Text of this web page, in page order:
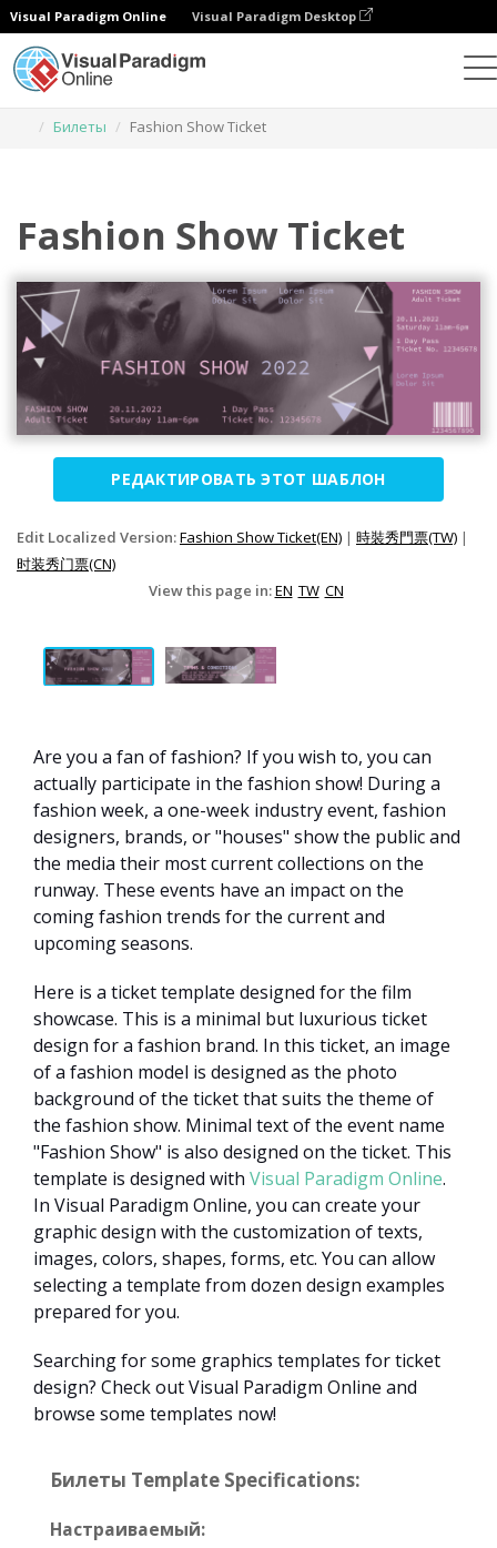
Visual Paradigm Online Visual Paradigm Desktop
Билеты
Fashion Show Ticket
Fashion Show Ticket
РЕДАКТИРОВАТЬ ЭТОТ ШАБЛОН
Edit Localized Version:Fashion Show Ticket(EN) | 時裝秀門票(TW) |
时装秀门票(CN)
View this page in:EN TW CN
Are you a fan of fashion? If you wish to, you can
actually participate in the fashion show! During a
fashion week, a one-week industry event, fashion
designers, brands, or "houses" show the public and
the media their most current collections on the
runway. These events have an impact on the
coming fashion trends for the current and
upcoming seasons.
Here is a ticket template designed for the film
showcase. This is a minimal but luxurious ticket
design for a fashion brand. In this ticket, an image
of a fashion model is designed as the photo
background of the ticket that suits the theme of
the fashion show. Minimal text of the event name
"Fashion Show" is also designed on the ticket. This
template is designed with Visual Paradigm Online.
In Visual Paradigm Online, you can create your
graphic design with the customization of texts,
images, colors, shapes, forms, etc. You can allow
selecting a template from dozen design examples
prepared for you.
Searching for some graphics templates for ticket
design? Check out Visual Paradigm Online and
browse some templates now!
Билеты Template Specifications:
Настраиваемый: